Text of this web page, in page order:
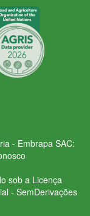
- Embrapa SAC:
sob a Licença
- SemDerivações